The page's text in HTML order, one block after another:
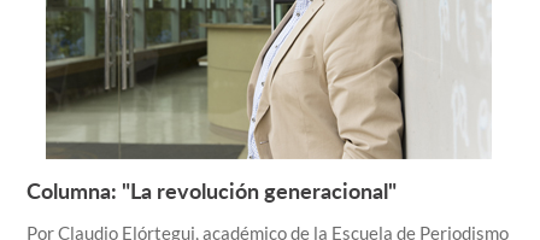
Leer más +
Columna: "La revolución generacional"
Por Claudio Elórtegui, académico de la Escuela de Periodismo